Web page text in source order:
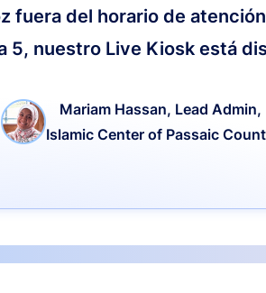
fuera del horario de
5, nuestro Live Kiosk está
Mariam Hassan, Lead Admin,
Islamic Center of Passaic